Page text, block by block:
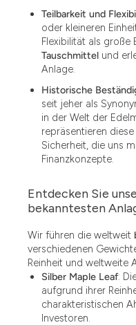
Teilbarkeit und
oder kleineren
Flexibilität als große
Tauschmittel und
Anlage.
Historische
seit jeher als
in der Welt der
repräsentieren
Sicherheit, die uns
Finanzkonzepte.
Entdecken Sie
bekanntesten
Wir führen die weltweit
verschiedenen
Reinheit und weltweite
Silber Maple Leaf:
aufgrund ihrer
charakteristischen
Investoren.